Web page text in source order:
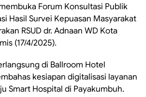
Forum Konsultasi Publik
Hasil Survei Kepuasan Masyarakat
RSUD dr. Adnaan WD Kota
(17/4/2025).
di Ballroom Hotel
kesiapan digitalisasi layanan
Smart Hospital di Payakumbuh.